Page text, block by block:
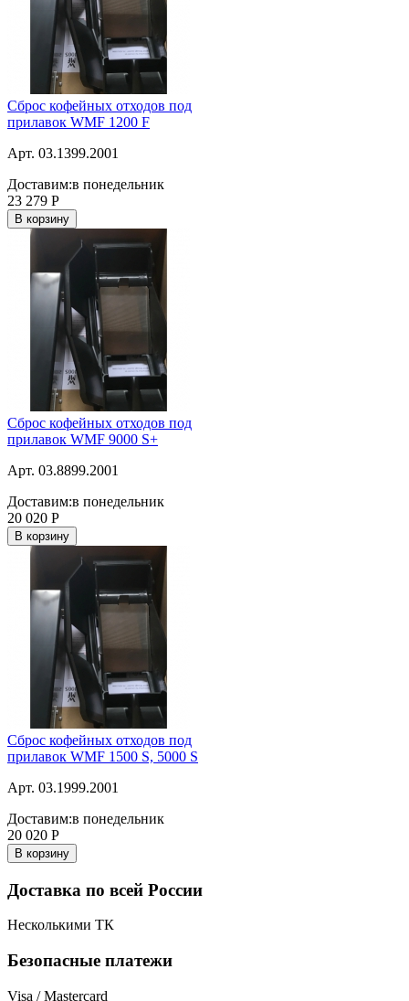
Сброс кофейных отходов под
прилавок WMF 1200 F
Арт. 03.1399.2001
Доставим:в понедельник
23 279 Р
В корзину
Сброс кофейных отходов под
прилавок WMF 9000 S+
Арт. 03.8899.2001
Доставим:в понедельник
20 020 Р
В корзину
Сброс кофейных отходов под
прилавок WMF 1500 S, 5000 S
Арт. 03.1999.2001
Доставим:в понедельник
20 020 Р
В корзину
Доставка по всей России
Несколькими ТК
Безопасные платежи
Visa / Mastercard